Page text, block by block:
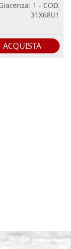
1 - COD.
31X68U1
ACQUISTA